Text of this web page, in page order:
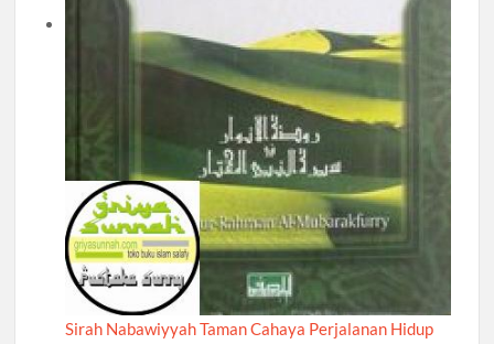
Sirah Nabawiyyah Taman Cahaya Perjalanan Hidup